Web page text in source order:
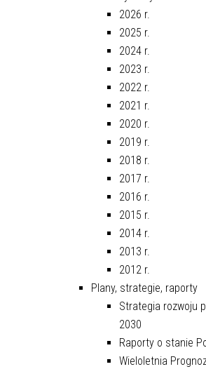
2026 r.
2025 r.
2024 r.
2023 r.
2022 r.
2021 r.
2020 r.
2019 r.
2018 r.
2017 r.
2016 r.
2015 r.
2014 r.
2013 r.
2012 r.
Plany, strategie, raporty
Strategia rozwoju
2030
Raporty o stanie
Wieloletnia